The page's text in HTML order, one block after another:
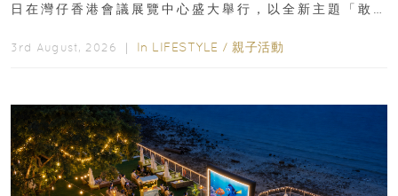
日在灣仔香港會議展覽中心盛大舉行，以全新主題「敢
3rd August, 2026 ｜ In LIFESTYLE / 親子活動